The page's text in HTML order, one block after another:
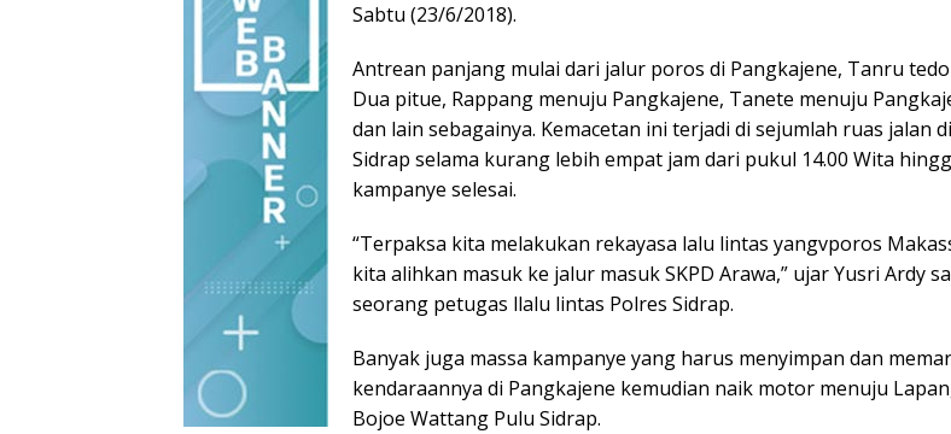
Sabtu (23/6/2018).
Antrean panjang mulai dari jalur poros di Pangkajene, Tanru
Dua pitue, Rappang menuju Pangkajene, Tanete menuju
dan lain sebagainya. Kemacetan ini terjadi di sejumlah ruas jalan di
Sidrap selama kurang lebih empat jam dari pukul 14.00 Wita
kampanye selesai.
“Terpaksa kita melakukan rekayasa lalu lintas yangvporos
kita alihkan masuk ke jalur masuk SKPD Arawa,” ujar Yusri Ardy
seorang petugas llalu lintas Polres Sidrap.
Banyak juga massa kampanye yang harus menyimpan dan
kendaraannya di Pangkajene kemudian naik motor menuju
Bojoe Wattang Pulu Sidrap.